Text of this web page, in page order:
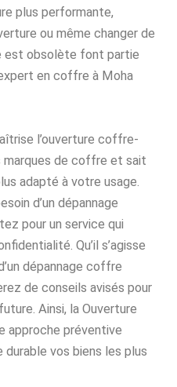
plus performante,
ou même changer de
obsolète font partie
en coffre à Moha
l’ouverture coffre-
de coffre et sait
adapté à votre usage.
d’un dépannage
pour un service qui
Qu’il s’agisse
dépannage coffre
de conseils avisés pour
Ainsi, la Ouverture
approche préventive
vos biens les plus